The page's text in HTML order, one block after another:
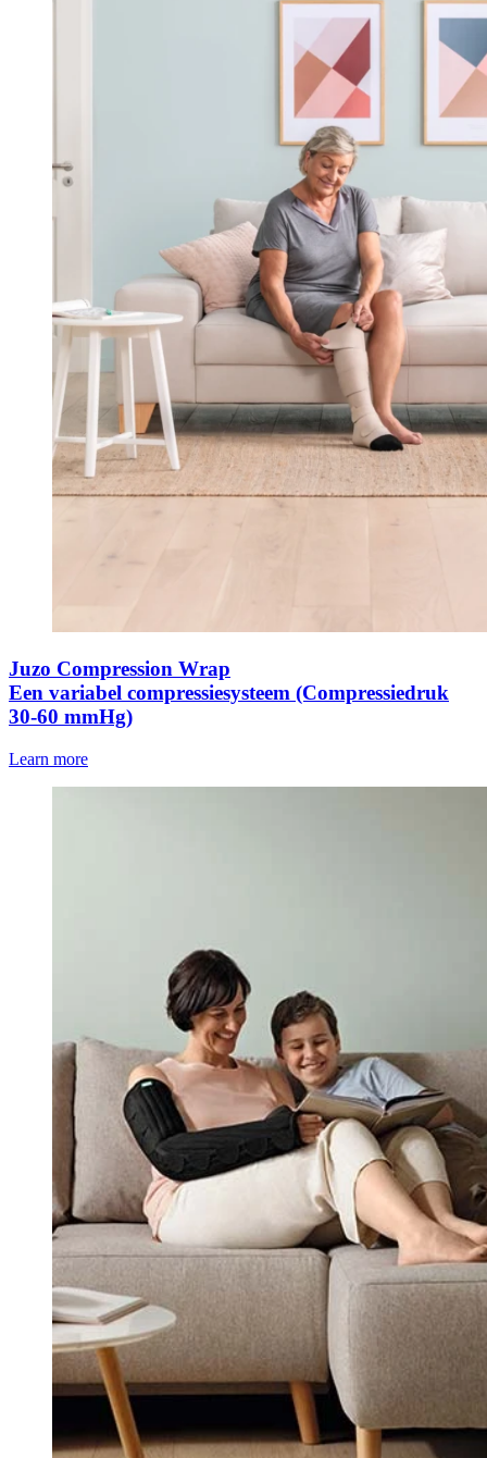
Juzo Compression Wrap
Een variabel compressiesysteem (Compressiedruk
30-60 mmHg)
Learn more